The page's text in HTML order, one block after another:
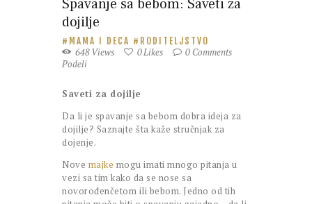
Spavanje sa bebom: Saveti za
dojilje
MAMA I DECA RODITELJSTVO
648Views 0Likes 0 Comments
Podeli
Saveti za dojilje
Da li je spavanje sa bebom dobra ideja za
dojilje? Saznajte šta kaže stručnjak za
dojenje.
Nove majke mogu imati mnogo pitanja u
vezi sa tim kako da se nose sa
novorođenčetom ili bebom. Jedno od tih